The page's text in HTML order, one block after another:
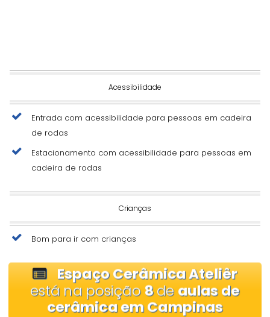
Acessibilidade
Entrada com acessibilidade para pessoas em cadeira
de rodas
Estacionamento com acessibilidade para pessoas em
cadeira de rodas
Crianças
Bom para ir com crianças
Espaço Cerâmica Ateliêr
está na posição 8de aulas de
cerâmica em Campinas